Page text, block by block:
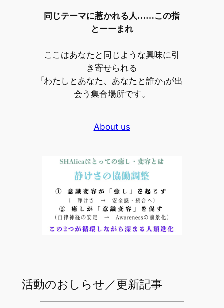
同じテーマに惹かれる人……この指
とーーまれ
ここはあなたと同じような興味に引
き寄せられる
「わたしとあなた、あなたと誰か」が出
会う集合場所です。
About us
活動のおしらせ／更新記事